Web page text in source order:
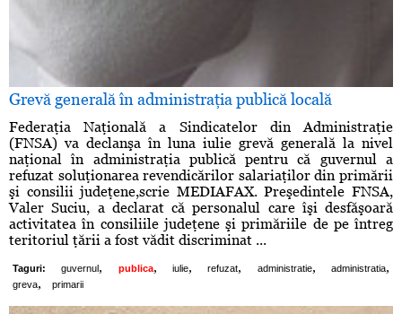
Grevă generală în administraţia publică locală
Federaţia Naţională a Sindicatelor din Administraţie
(FNSA) va declanşa în luna iulie grevă generală la nivel
naţional în administraţia publică pentru că guvernul a
refuzat soluţionarea revendicărilor salariaţilor din primării
şi consilii judeţene,scrie MEDIAFAX. Preşedintele FNSA,
Valer Suciu, a declarat că personalul care îşi desfăşoară
activitatea în consiliile judeţene şi primăriile de pe întreg
teritoriul ţării a fost vădit discriminat ...
Taguri: guvernul , publica, iulie, refuzat, administratie, administratia,
greva, primarii